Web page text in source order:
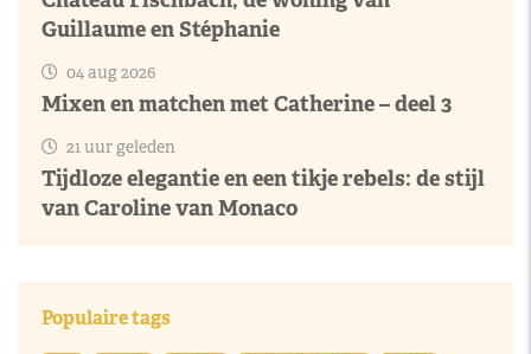
Guillaume en Stéphanie
04 aug 2026
Mixen en matchen met Catherine – deel 3
21 uur geleden
Tijdloze elegantie en een tikje rebels: de stijl
van Caroline van Monaco
Populaire tags